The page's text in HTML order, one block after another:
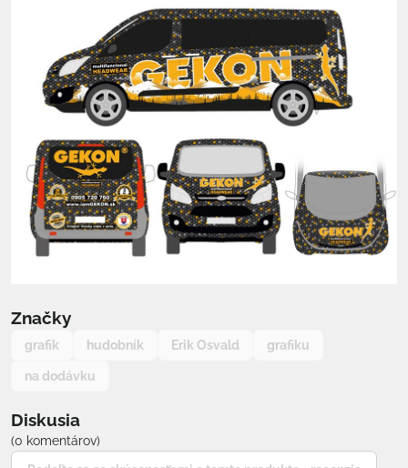
Značky
grafik hudobník Erik Osvald grafiku
na dodávku
Diskusia
(0 komentárov)